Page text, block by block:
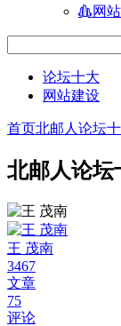
网
论坛十大
网站建设
首页北邮人论坛
北邮人论坛
王 茂南
3467
文章
75
评论